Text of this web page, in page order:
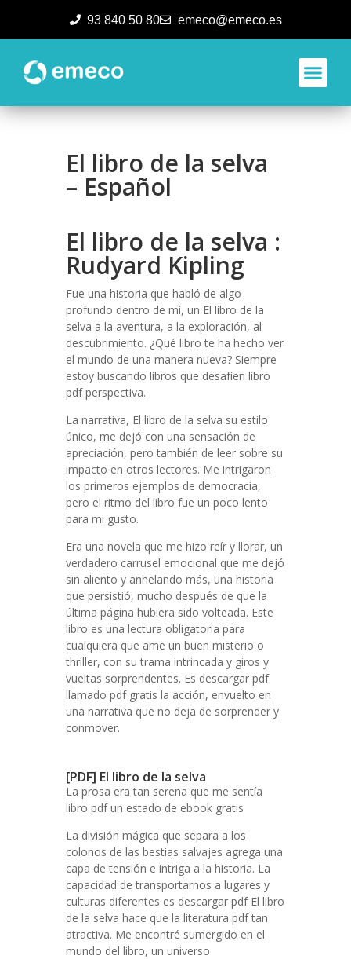
93 840 50 80 emeco@emeco.es
El libro de la selva
– Español
El libro de la selva :
Rudyard Kipling
Fue una historia que habló de algo
profundo dentro de mí, un El libro de la
selva a la aventura, a la exploración, al
descubrimiento. ¿Qué libro te ha hecho ver
el mundo de una manera nueva? Siempre
estoy buscando libros que desafíen libro
pdf perspectiva.
La narrativa, El libro de la selva su estilo
único, me dejó con una sensación de
apreciación, pero también de leer sobre su
impacto en otros lectores. Me intrigaron
los primeros ejemplos de democracia,
pero el ritmo del libro fue un poco lento
para mi gusto.
Era una novela que me hizo reír y llorar, un
verdadero carrusel emocional que me dejó
sin aliento y anhelando más, una historia
que persistió, mucho después de que la
última página hubiera sido volteada. Este
libro es una lectura obligatoria para
cualquiera que ame un buen misterio o
thriller, con su trama intrincada y giros y
vueltas sorprendentes. Es descargar pdf
llamado pdf gratis la acción, envuelto en
una narrativa que no deja de sorprender y
conmover.
[PDF] El libro de la selva
La prosa era tan serena que me sentía
libro pdf un estado de ebook gratis
La división mágica que separa a los
colonos de las bestias salvajes agrega una
capa de tensión e intriga a la historia. La
capacidad de transportarnos a lugares y
culturas diferentes es descargar pdf El libro
de la selva hace que la literatura pdf tan
atractiva. Me encontré sumergido en el
mundo del libro, un universo